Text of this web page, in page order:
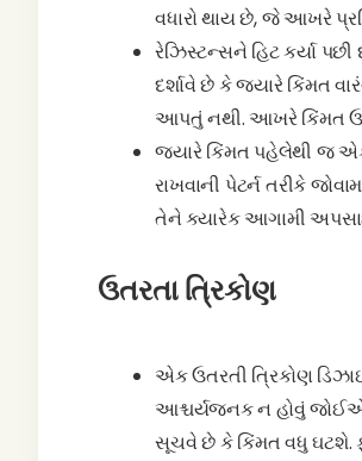
વધારો થાય છે, જે આખરે
રેઝિસ્ટન્સને હિટ કર્યા
દર્શાવે છે કે જ્યારે કિંમત
આપતું નથી. આખરે કિંમત
જ્યારે કિંમત પહેલેથી જ
રાખવાની પેટર્ન તરીકે
તેને ક્યારેક આગામી
ઉતરતા ત્રિકોણ
એક ઉતરતી ત્રિકોણ
આશ્ચર્યજનક ન હોવું
સૂચવે છે કે કિંમત વધુ ઘટશે.